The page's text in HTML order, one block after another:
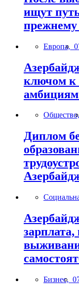
ищут
прежнему
Европа,
ключом к
Общество,
Диплом
Бизнес,